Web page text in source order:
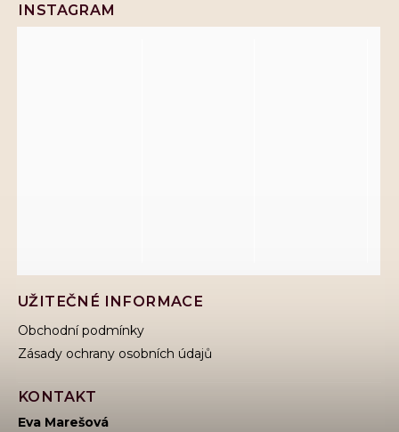
UŽITEČNÉ INFORMACE
Obchodní podmínky
Zásady ochrany osobních údajů
KONTAKT
Eva Marešová
INSTAGRAM